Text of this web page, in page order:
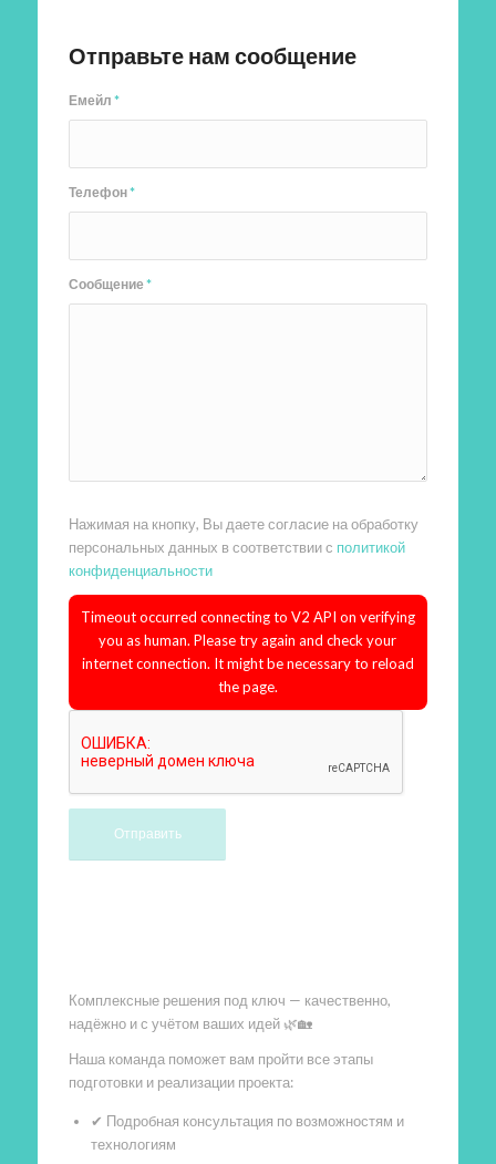
Отправьте нам сообщение
Емейл*
Телефон*
Сообщение*
Нажимая на кнопку, Вы даете согласие на обработку
персональных данных в соответствии с политикой
конфиденциальности
Timeout occurred connecting to V2 API on verifying
you as human. Please try again and check your
internet connection. It might be necessary to reload
the page.
Комплексные решения под ключ — качественно,
надёжно и с учётом ваших идей 🌿🏡
Наша команда поможет вам пройти все этапы
подготовки и реализации проекта:
✔ Подробная консультация по возможностям и
технологиям